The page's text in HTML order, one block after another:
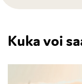
Kuka voi